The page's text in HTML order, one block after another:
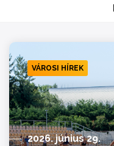
VÁROSI HÍREK
2026. június 29.